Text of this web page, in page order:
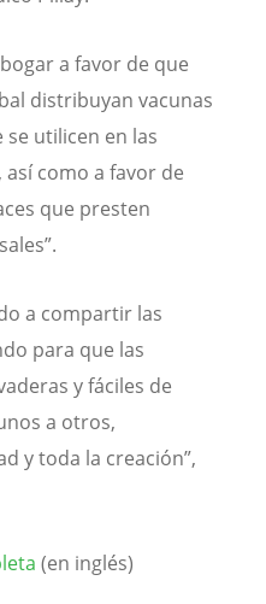
a favor de que
distribuyan vacunas
se utilicen en las
así como a favor de
que presten
a compartir las
para que las
y fáciles de
a otros,
y toda la creación”,
(en inglés)